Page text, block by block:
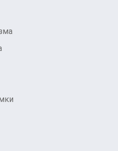
и дрожь.
ломки в
обеспечении покоя,
воде и, при
седативных
врача. Однако
высокого риска